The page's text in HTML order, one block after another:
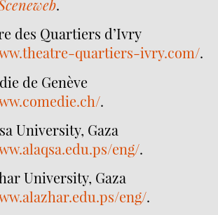
.
des Quartiers d’Ivry
quartiers-ivry.com/.
de Genève
.
University, Gaza
eng/.
University, Gaza
eng/.